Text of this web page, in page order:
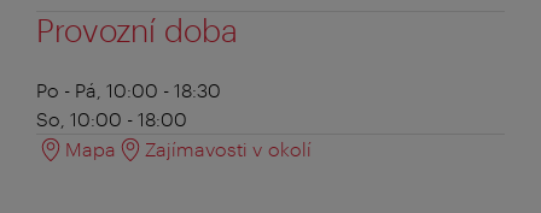
Provozní doba
Po - Pá, 10:00 - 18:30
So, 10:00 - 18:00
Mapa
Zajímavosti v okolí